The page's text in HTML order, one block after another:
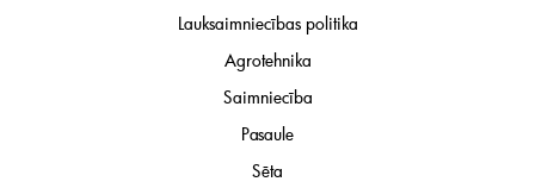
Lauksaimniecības politika
Agrotehnika
Saimniecība
Pasaule
Sēta